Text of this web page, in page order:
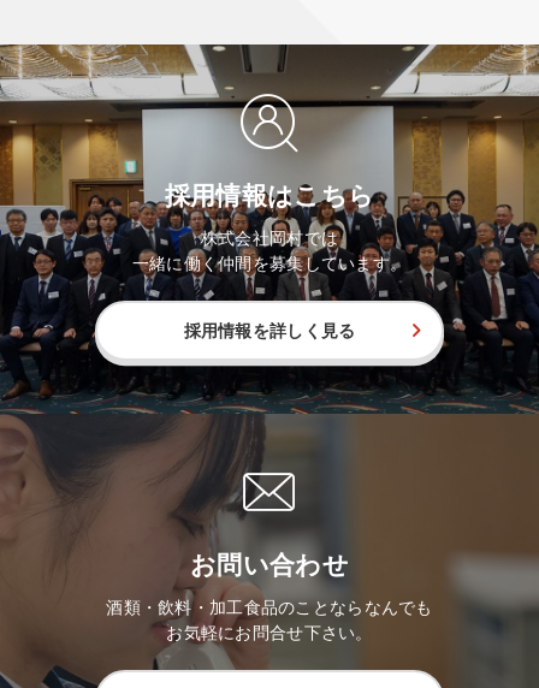
採用情報はこちら
株式会社岡村では
一緒に働く仲間を募集しています。
採用情報を詳しく見る
お問い合わせ
酒類・飲料・加工食品のことならなんでも
お気軽にお問合せ下さい。